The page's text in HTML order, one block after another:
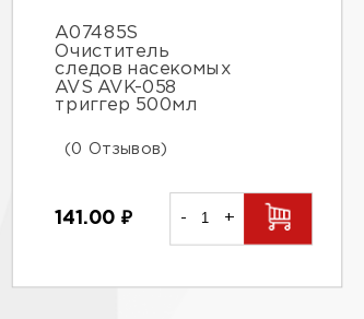
A07485S
Очиститель
следов насекомых
AVS AVK-058
триггер 500мл
(0 Отзывов)
141.00 ₽ - +